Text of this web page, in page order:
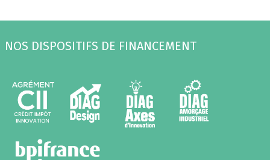
NOS DISPOSITIFS DE FINANCEMENT